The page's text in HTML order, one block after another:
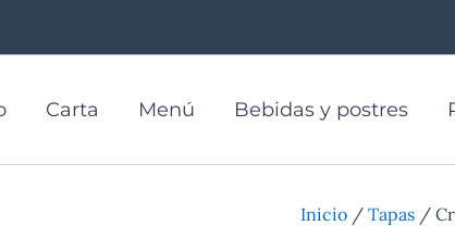
Carta Menú Bebidas y postres
Inicio /Tapas /